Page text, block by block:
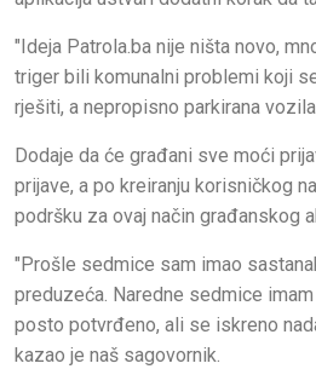
"Ideja Patrola.ba nije ništa novo,
triger bili komunalni problemi koji
rješiti, a nepropisno parkirana
Dodaje da će građani sve moći
prijave, a po kreiranju korisničkog
podršku za ovaj način građanskog
"Prošle sedmice sam imao
preduzeća. Naredne sedmice
posto potvrđeno, ali se iskreno
kazao je naš sagovornik.